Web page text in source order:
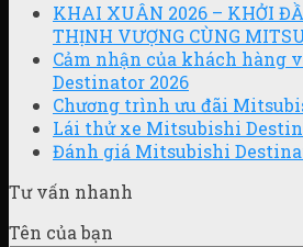
KHAI XUÂN 2026 – KHỞI
THỊNH VƯỢNG CÙNG
Cảm nhận của khách hàng
Destinator 2026
Chương trình ưu đãi
Lái thử xe Mitsubishi
Đánh giá Mitsubishi
Tư vấn nhanh
Tên của bạn